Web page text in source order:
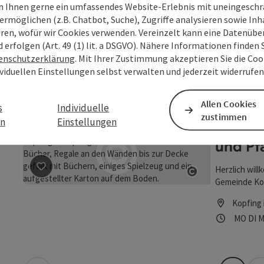
Copyright
Beitrag merken: WaldEntdeckerWelt
Pflanzen
angelegten
machen wir,
Liebe zur
begeistern.
Kopfing
Copyright
Beitrag merken: Öffentliche Bücherei der Gemeinde
und
Herzlich
Gemeinde
Kopfing
MO DI
Ihnen gerne ein umfassendes Website-Erlebnis mit
(z.B. Chatbot, Suche), Zugriffe analysieren sowie
wofür wir Cookies verwenden. Vereinzelt kann eine
(Art. 49 (1) lit. a DSGVO). Nähere Informationen finden
. Mit Ihrer Zustimmung akzeptieren Sie die
Einstellungen selbst verwalten und jederzeit
Individuelle
Einstellungen
Allen Cookies
zustimmen